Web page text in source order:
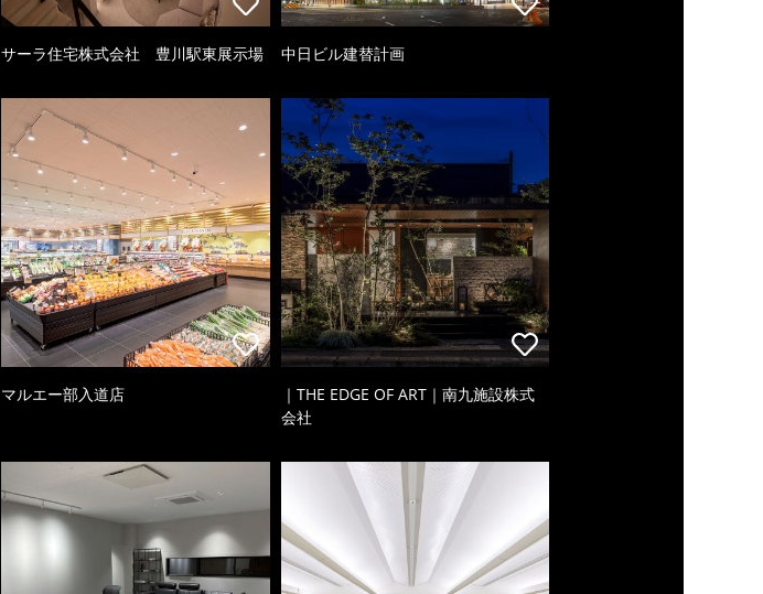
サーラ住宅株式会社 豊川駅東展示場 中日ビル建替計画
マルエー部入道店
｜THE EDGE OF ART｜南九施設株式
会社